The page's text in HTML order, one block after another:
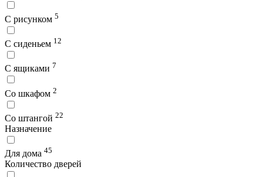
С рисунком 5
С сиденьем 12
С ящиками 7
Со шкафом 2
Со штангой 22
Назначение
Для дома 45
Количество дверей